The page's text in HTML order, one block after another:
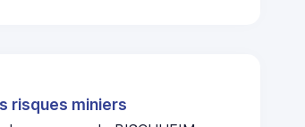
risques miniers